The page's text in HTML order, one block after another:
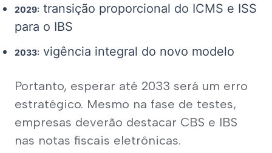
2029: transição proporcional do ICMS e ISS
para o IBS
2033: vigência integral do novo modelo
Portanto, esperar até 2033 será um erro
estratégico. Mesmo na fase de testes,
empresas deverão destacar CBS e IBS
nas notas fiscais eletrônicas.